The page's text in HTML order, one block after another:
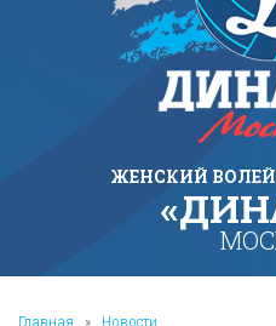
ЖЕНСКИЙ
Главная » Новости